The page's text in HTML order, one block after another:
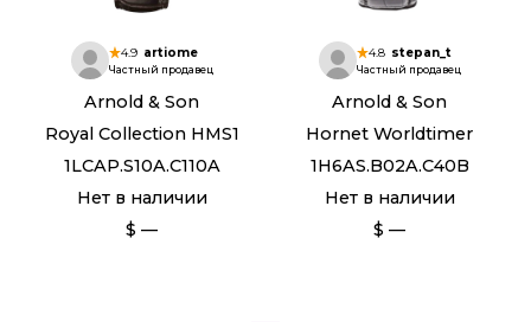
4.9 artiome
Частный продавец
Arnold & Son
Royal Collection HMS1
1LCAP.S10A.C110A
Нет в наличии
$ —
4.8 stepan_t
Частный продавец
Arnold & Son
Hornet Worldtimer
1H6AS.B02A.C40B
Нет в наличии
$ —